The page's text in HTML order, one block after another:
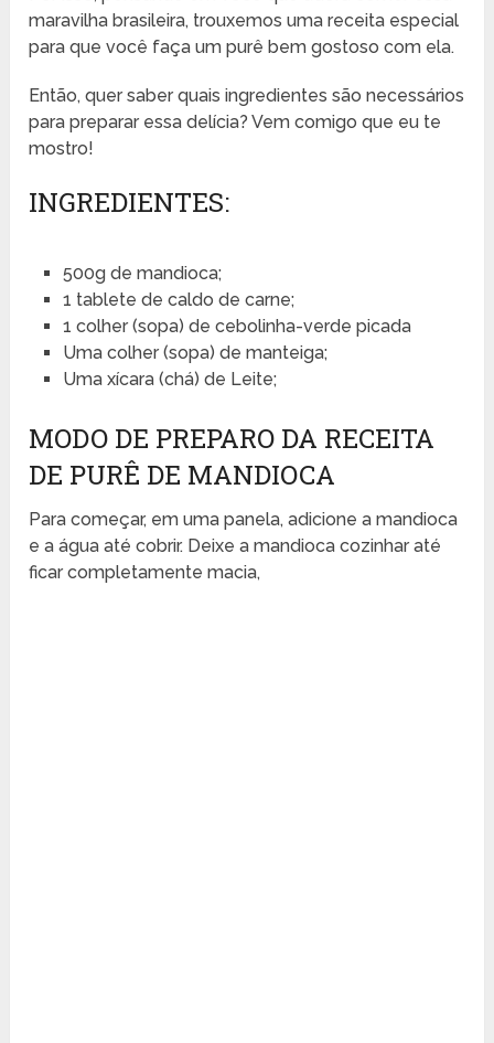
maravilha brasileira, trouxemos uma receita especial
para que você faça um purê bem gostoso com ela.
Então, quer saber quais ingredientes são necessários
para preparar essa delícia? Vem comigo que eu te
mostro!
INGREDIENTES:
500g de mandioca;
1 tablete de caldo de carne;
1 colher (sopa) de cebolinha-verde picada
Uma colher (sopa) de manteiga;
Uma xícara (chá) de Leite;
MODO DE PREPARO DA RECEITA
DE PURÊ DE MANDIOCA
Para começar, em uma panela, adicione a mandioca
e a água até cobrir. Deixe a mandioca cozinhar até
ficar completamente macia,